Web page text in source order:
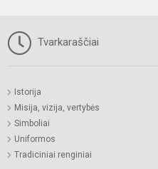
Tvarkaraščiai
Istorija
Misija, vizija, vertybės
Simboliai
Uniformos
Tradiciniai renginiai